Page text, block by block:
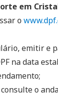
em
o
emitir e
na data
o